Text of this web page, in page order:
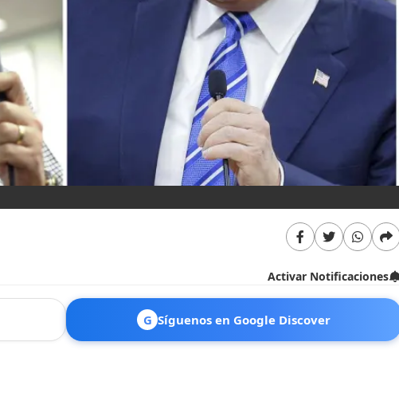
Activar Notificaciones
G Síguenos en Google Discover